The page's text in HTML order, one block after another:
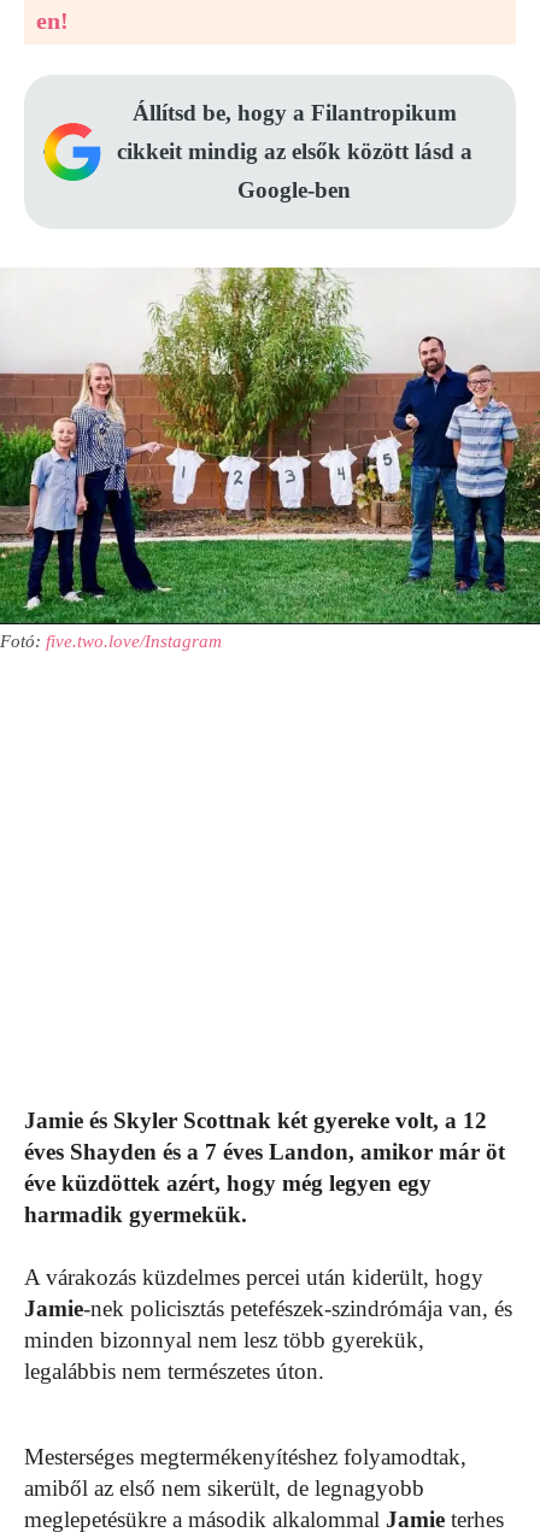
en!
Állítsd be, hogy a Filantropikum
cikkeit mindig az elsők között lásd a
Google-ben
Fotó: five.two.love/Instagram
Jamie és Skyler Scottnak két gyereke volt, a 12
éves Shayden és a 7 éves Landon, amikor már öt
éve küzdöttek azért, hogy még legyen egy
harmadik gyermekük.
A várakozás küzdelmes percei után kiderült, hogy
Jamie-nek policisztás petefészek-szindrómája van, és
minden bizonnyal nem lesz több gyerekük,
legalábbis nem természetes úton.
Mesterséges megtermékenyítéshez folyamodtak,
amiből az első nem sikerült, de legnagyobb
meglepetésükre a második alkalommal Jamie terhes